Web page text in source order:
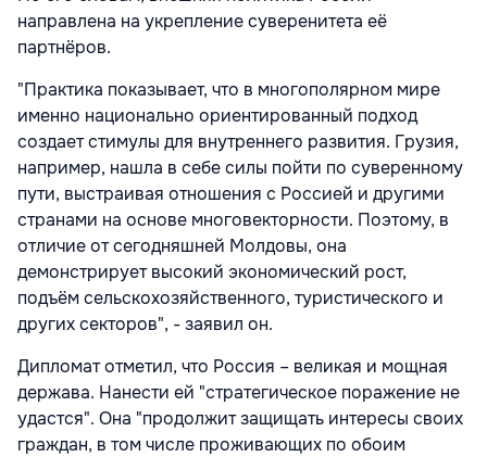
направлена на укрепление суверенитета её
партнёров.
"Практика показывает, что в многополярном мире
именно национально ориентированный подход
создает стимулы для внутреннего развития. Грузия,
например, нашла в себе силы пойти по суверенному
пути, выстраивая отношения с Россией и другими
странами на основе многовекторности. Поэтому, в
отличие от сегодняшней Молдовы, она
демонстрирует высокий экономический рост,
подъём сельскохозяйственного, туристического и
других секторов", - заявил он.
Дипломат отметил, что Россия – великая и мощная
держава. Нанести ей "стратегическое поражение не
удастся". Она "продолжит защищать интересы своих
граждан, в том числе проживающих по обоим